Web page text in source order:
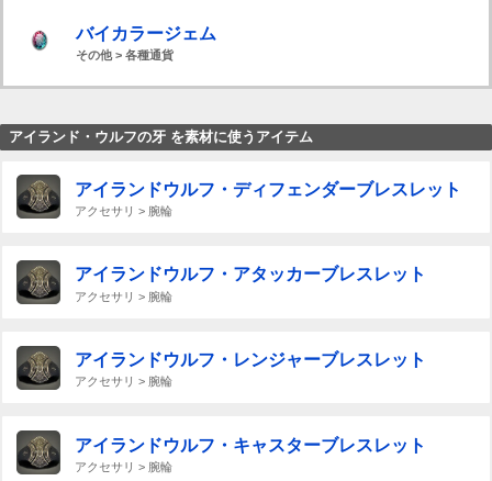
バイカラージェム
その他 > 各種通貨
アイランド・ウルフの牙 を素材に使うアイテム
アイランドウルフ・ディフェンダーブレスレット
アクセサリ > 腕輪
アイランドウルフ・アタッカーブレスレット
アクセサリ > 腕輪
アイランドウルフ・レンジャーブレスレット
アクセサリ > 腕輪
アイランドウルフ・キャスターブレスレット
アクセサリ > 腕輪